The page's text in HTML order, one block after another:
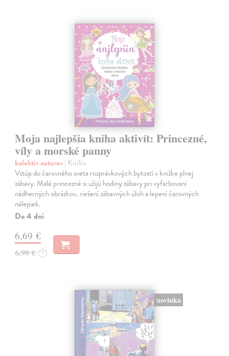
Moja najlepšia kniha aktivít: Princezné,
víly a morské panny
kolektív autorov| Kniha
Vstúp do čarovného sveta rozprávkových bytostí v knižke plnej
zábavy. Malé princezné si užijú hodiny zábavy pri vyfarbovaní
nádherných obrázkov, riešení zábavných úloh a lepení čarovných
nálepiek.
Do 4 dní
6,69 €
6,90 € ?
novinka